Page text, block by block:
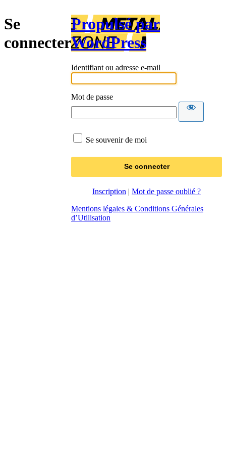
Se
connecter
Propulsé par
WordPress
Identifiant ou adresse e-mail
Mot de passe
Se souvenir de moi
Inscription | Mot de passe oublié ?
Mentions légales & Conditions Générales
d’Utilisation